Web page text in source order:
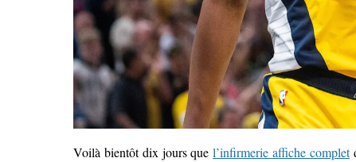
Voilà bientôt dix jours quel’infirmerie affiche complet